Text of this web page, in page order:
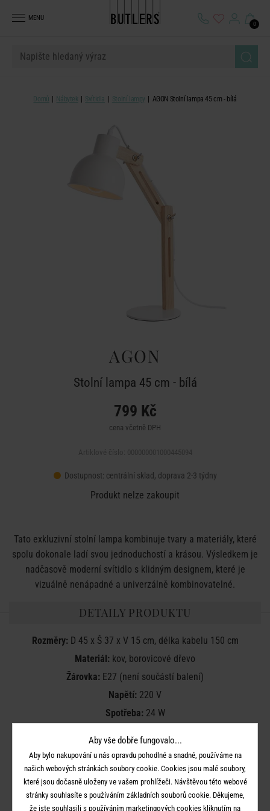
MENU
0
Domů Nábytek Svítidla Stolní lampy AGON Stolní lampa 45 cm - bílá
AGON
Stolní lampa 45 cm - bílá
799 Kč
cena včetně DPH
Dostupnost: centrální sklad, doprava 2-3 týdny
Produkt nelze zakoupit
Tato exkluzivní stolní lampa kombinuje tvary a materiály, které
spolu dokonale ladí svou jednoduchostí a krásou. Výsledkem je
nadčasově moderní svítidlo s klidným designem, které je
vizuálně nenápadné a univerzálně kombinovatelné.
DETAILY PRODUKTU
Rozměry:D 45 x Š 37 x V 15 cm, délka kabelu 150 cm
Materiál: kov, borovicové dřevo
Žárovka: E27 (není součástí balení)
Napětí: 220 V
Spotřeba: 24 W
Funkce časovače:
Typ spínače:kolébkový
Stupeň krytí:IP20
Třída ochrany:
II
Aby vše dobře fungovalo...
Aby bylo nakupování u nás opravdu pohodlné a snadné, používáme na
našich webových stránkách soubory cookie. Cookies jsou malé soubory,
které jsou dočasně uloženy ve vašem prohlížeči. Návštěvou této webové
stránky souhlasíte s používáním základních souborů cookie. Děkujeme,
že jste souhlasili s používáním marketingových cookies kliknutím na